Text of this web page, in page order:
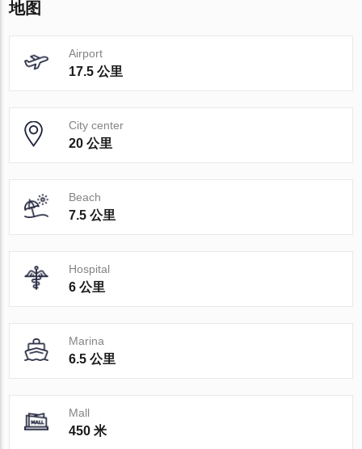
地图
Airport
17.5 公里
City center
20 公里
Beach
7.5 公里
Hospital
6 公里
Marina
6.5 公里
Mall
450 米